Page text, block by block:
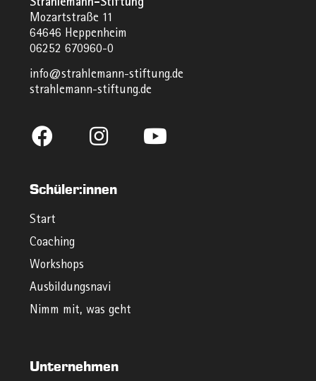
Strahlemann-Stiftung
Mozartstraße 11
64646 Heppenheim
06252 670960-0
info@strahlemann-stiftung.de
strahlemann-stiftung.de
Schüler:innen
Start
Coaching
Workshops
Ausbildungsnavi
Nimm mit, was geht
Unternehmen